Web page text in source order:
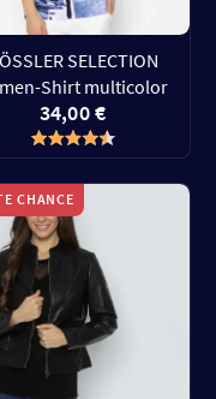
SELECTION
Shirt multicolor
34,00 €
CHANCE